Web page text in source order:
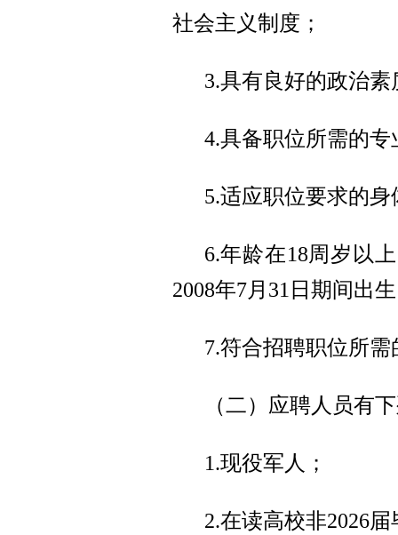
社会主义制度；
3.具有良好的政治
4.具备职位所需的
5.适应职位要求的
6.年龄在18周岁以
2008年7月31日期间出
7.符合招聘职位所
（二）应聘人员有
1.现役军人；
2.在读高校非2026